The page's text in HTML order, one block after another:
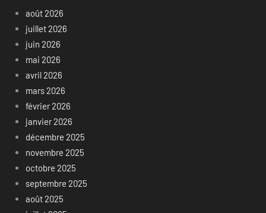
août 2026
juillet 2026
juin 2026
mai 2026
avril 2026
mars 2026
février 2026
janvier 2026
décembre 2025
novembre 2025
octobre 2025
septembre 2025
août 2025